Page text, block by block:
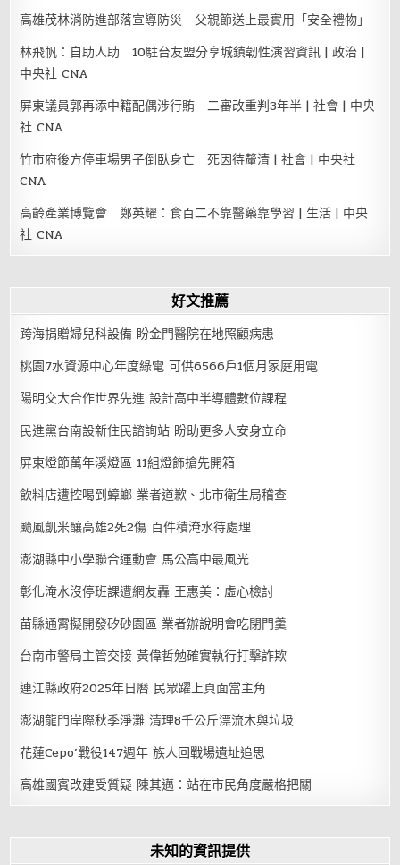
高雄茂林消防進部落宣導防災 父親節送上最實用「安全禮物」
林飛帆：自助人助 10駐台友盟分享城鎮韌性演習資訊 | 政治 |
中央社 CNA
屏東議員郭再添中籍配偶涉行賄 二審改重判3年半 | 社會 | 中央
社 CNA
竹市府後方停車場男子倒臥身亡 死因待釐清 | 社會 | 中央社
CNA
高齡產業博覽會 鄭英耀：食百二不靠醫藥靠學習 | 生活 | 中央
社 CNA
好文推薦
跨海捐贈婦兒科設備 盼金門醫院在地照顧病患
桃園7水資源中心年度綠電 可供6566戶1個月家庭用電
陽明交大合作世界先進 設計高中半導體數位課程
民進黨台南設新住民諮詢站 盼助更多人安身立命
屏東燈節萬年溪燈區 11組燈飾搶先開箱
飲料店遭控喝到蟑螂 業者道歉、北市衛生局稽查
颱風凱米釀高雄2死2傷 百件積淹水待處理
澎湖縣中小學聯合運動會 馬公高中最風光
彰化淹水沒停班課遭網友轟 王惠美：虛心檢討
苗縣通霄擬開發矽砂園區 業者辦說明會吃閉門羹
台南市警局主管交接 黃偉哲勉確實執行打擊詐欺
連江縣政府2025年日曆 民眾躍上頁面當主角
澎湖龍門岸際秋季淨灘 清理8千公斤漂流木與垃圾
花蓮Cepo’戰役147週年 族人回戰場遺址追思
高雄國賓改建受質疑 陳其邁：站在市民角度嚴格把關
未知的資訊提供